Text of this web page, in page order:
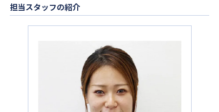
担当スタッフの紹介